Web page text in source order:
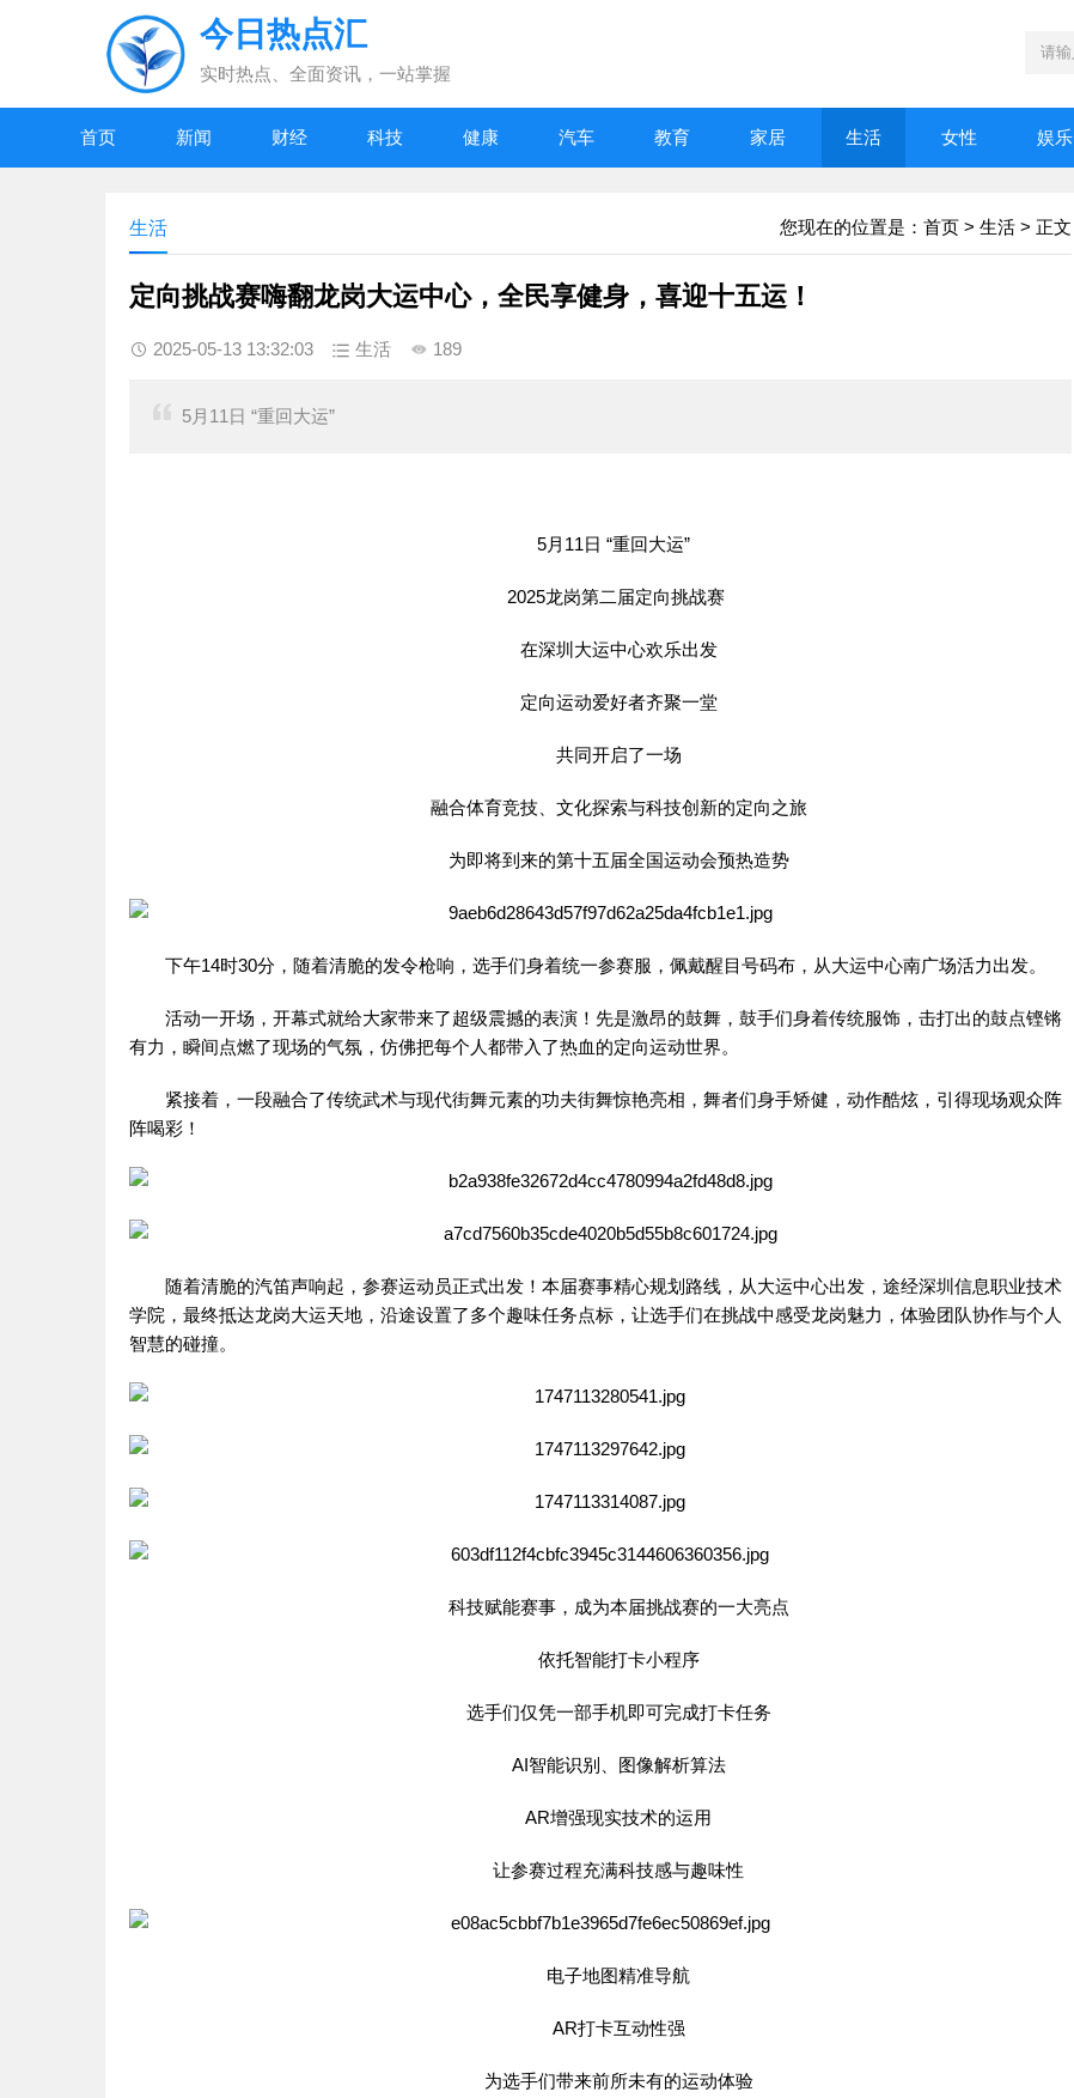
今日热点汇
实时热点、全面资讯，一站掌握
首页 新闻 财经 科技 健康 汽车 教育 家居 生活 女性 娱乐
您现在的位置是： 首页 > 生活 > 正文
生活
定向挑战赛嗨翻龙岗大运中心，全民享健身，喜迎十五运！
2025-05-13 13:32:03 生活 189
5月11日 “重回大运”
5月11日 “重回大运”
2025龙岗第二届定向挑战赛
在深圳大运中心欢乐出发
定向运动爱好者齐聚一堂
共同开启了一场
融合体育竞技、文化探索与科技创新的定向之旅
为即将到来的第十五届全国运动会预热造势
下午14时30分，随着清脆的发令枪响，选手们身着统一参赛服，佩戴醒目号码布，从大运中心南广场活力出发。
活动一开场，开幕式就给大家带来了超级震撼的表演！先是激昂的鼓舞，鼓手们身着传统服饰，击打出的鼓点铿锵
有力，瞬间点燃了现场的气氛，仿佛把每个人都带入了热血的定向运动世界。
紧接着，一段融合了传统武术与现代街舞元素的功夫街舞惊艳亮相，舞者们身手矫健，动作酷炫，引得现场观众阵
阵喝彩！
随着清脆的汽笛声响起，参赛运动员正式出发！本届赛事精心规划路线，从大运中心出发，途经深圳信息职业技术
学院，最终抵达龙岗大运天地，沿途设置了多个趣味任务点标，让选手们在挑战中感受龙岗魅力，体验团队协作与个人
智慧的碰撞。
科技赋能赛事，成为本届挑战赛的一大亮点
依托智能打卡小程序
选手们仅凭一部手机即可完成打卡任务
AI智能识别、图像解析算法
AR增强现实技术的运用
让参赛过程充满科技感与趣味性
电子地图精准导航
AR打卡互动性强
为选手们带来前所未有的运动体验